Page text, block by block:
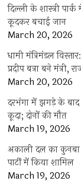
दिल्ली के शास्त्री
कूदकर बचाई जान
March 20, 2026
धामी मंत्रिमंडल
प्रदीप बत्रा बने मंत्री,
March 20, 2026
दरभंगा में झगड़े के बाद
कूदा; दोनों की मौत
March 19, 2026
अकाली दल का कुनबा
पार्टी में किया शामिल
March 19, 2026